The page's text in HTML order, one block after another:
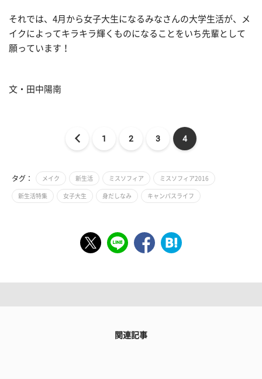
それでは、4月から女子大生になるみなさんの大学生活が、メ
イクによってキラキラ輝くものになることをいち先輩として
願っています！
文・田中陽南
1 2 3 4
タグ： メイク 新生活 ミスソフィア ミスソフィア2016
新生活特集 女子大生 身だしなみ キャンパスライフ
関連記事